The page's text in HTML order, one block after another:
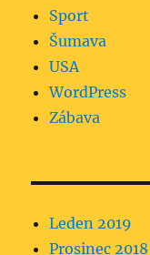
Sport
Šumava
USA
WordPress
Zábava
Leden 2019
Prosinec 2018